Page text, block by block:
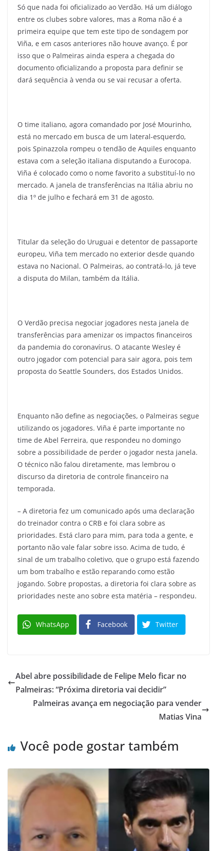
Só que nada foi oficializado ao Verdão. Há um diálogo
entre os clubes sobre valores, mas a Roma não é a
primeira equipe que tem este tipo de sondagem por
Viña, e em casos anteriores não houve avanço. É por
isso que o Palmeiras ainda espera a chegada do
documento oficializando a proposta para definir se
dará sequência à venda ou se vai recusar a oferta.
O time italiano, agora comandado por José Mourinho,
está no mercado em busca de um lateral-esquerdo,
pois Spinazzola rompeu o tendão de Aquiles enquanto
estava com a seleção italiana disputando a Eurocopa.
Viña é colocado como o nome favorito a substituí-lo no
mercado. A janela de transferências na Itália abriu no
dia 1º de julho e fechará em 31 de agosto.
Titular da seleção do Uruguai e detentor de passaporte
europeu, Viña tem mercado no exterior desde quando
estava no Nacional. O Palmeiras, ao contratá-lo, já teve
a disputa do Milan, também da Itália.
O Verdão precisa negociar jogadores nesta janela de
transferências para amenizar os impactos financeiros
da pandemia do coronavírus. O atacante Wesley é
outro jogador com potencial para sair agora, pois tem
proposta do Seattle Sounders, dos Estados Unidos.
Enquanto não define as negociações, o Palmeiras segue
utilizando os jogadores. Viña é parte importante no
time de Abel Ferreira, que respondeu no domingo
sobre a possibilidade de perder o jogador nesta janela.
O técnico não falou diretamente, mas lembrou o
discurso da diretoria de controle financeiro na
temporada.
– A diretoria fez um comunicado após uma declaração
do treinador contra o CRB e foi clara sobre as
prioridades. Está claro para mim, para toda a gente, e
portanto não vale falar sobre isso. Acima de tudo, é
sinal de um trabalho coletivo, que o grupo está fazendo
um bom trabalho e estão reparando como estão
jogando. Sobre propostas, a diretoria foi clara sobre as
prioridades neste ano sobre esta matéria – respondeu.
WhatsApp Facebook Twitter
Abel abre possibilidade de Felipe Melo ficar no
Palmeiras: “Próxima diretoria vai decidir”
Palmeiras avança em negociação para vender
Matias Vina
Você pode gostar também